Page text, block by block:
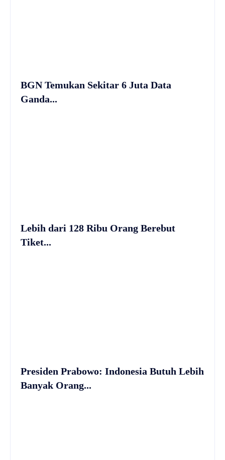
BGN Temukan Sekitar 6 Juta Data
Ganda...
Lebih dari 128 Ribu Orang Berebut
Tiket...
Presiden Prabowo: Indonesia Butuh Lebih
Banyak Orang...